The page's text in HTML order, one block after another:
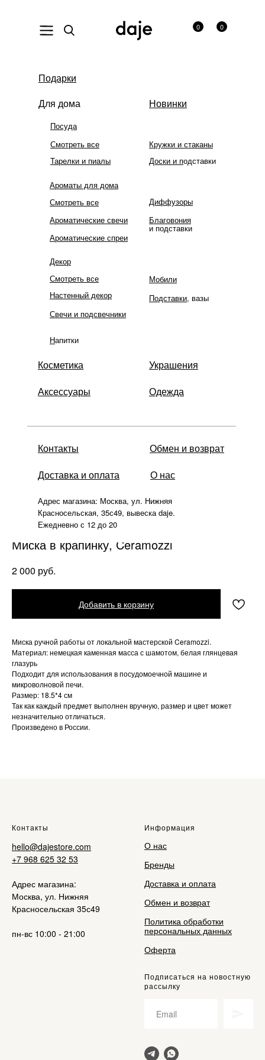
0
0
На сайте ведутся технические работы. В связи с этим
некоторых товаров временно нет в наличии. Приносим
Миска в крапинку, Ceramozzi
2 000 руб.
Добавить в корзину
Миска ручной работы от локальной мастерской Ceramozzi.
Материал: немецкая каменная масса с шамотом, белая глянцевая
глазурь
Подходит для использования в посудомоечной машине и
микроволновой печи.
Размер: 18.5*4 см
Так как каждый предмет выполнен вручную, размер и цвет может
незначительно отличаться.
Произведено в России.
Контакты
hello@dajestore.com
+7 968 625 32 53
Адрес магазина:
Москва, ул. Нижняя
Красносельская 35с49
пн-вс 10:00 - 21:00
Информация
О нас
Бренды
Доставка и оплата
Обмен и возврат
Политика обработки
персональных данных
Оферта
Подписаться на новостную
рассылку
Для дома
Посуда
Смотреть все
Тарелки и пиалы
Кружки и стаканы
Доски и подставки
Ароматы для дома
Смотреть все
Ароматические свечи
Ароматические спреи
Благовония
и подставки
Диффузоры
Декор
Смотреть все
Настенный декор
Свечи и подсвечники
Мобили
Подставки, вазы
Косметика
Одежда
Аксессуары
Украшения
Подарки
Контакты
Доставка и оплата
Обмен и возврат
Адрес магазина: Москва, ул. Нижняя
Красносельская, 35с49, вывеска daje.
Ежедневно с 12 до 20
Напитки
О нас
Новинки